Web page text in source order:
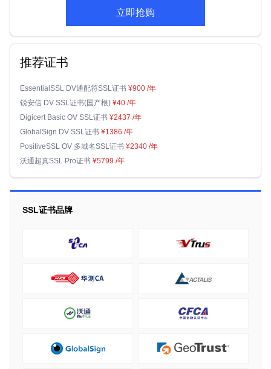
立即抢购
推荐证书
EssentialSSL DV通配符SSL证书 ¥900 /年
锐安信 DV SSL证书(国产根) ¥40 /年
Digicert Basic OV SSL证书 ¥2437 /年
GlobalSign DV SSL证书 ¥1386 /年
PositiveSSL OV 多域名SSL证书 ¥2340 /年
沃通超真SSL Pro证书 ¥5799 /年
SSL证书品牌